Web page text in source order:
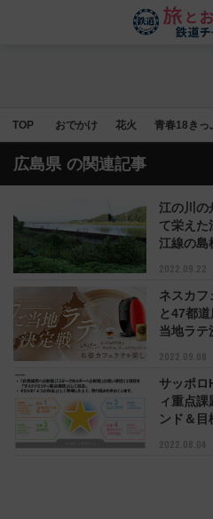
TOP おでかけ 花火 青春18きっ
広島県 の関連記事
2022.09.22
江の川の
て栄えた
江線の島
2022.09.08
ネスカフ
と47都
当地ラテ
2022.08.04
サッポロ
ィ重点
ンド＆目